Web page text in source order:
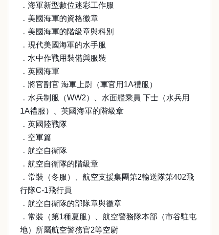
．海軍新型數位迷彩工作服
．美國海軍的資格徽章
．美國海軍的階級章與科別
．現代美國海軍的水手服
．水中作戰用裝備與服裝
．英國海軍
．將官副官 海軍上尉（軍官用1A禮服）
．水兵制服（WW2）、水面艦乘員 下士（水兵用
1A禮服）、英國海軍的階級章
．英國陸戰隊
．空軍篇
．航空自衛隊
．航空自衛隊的階級章
．常裝（冬服）、航空支援集團第2輸送隊第402飛
行隊C-1飛行員
．航空自衛隊的部隊章與徽章
．常裝（第1種夏服）、航空警務隊本部（市谷駐屯
地）所屬航空警務官2等空尉